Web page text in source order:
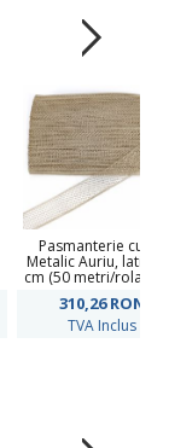
Pasmanterie cu Fir
Metalic Auriu, latime
cm (50 metri/
310,26RON
TVA Inclus